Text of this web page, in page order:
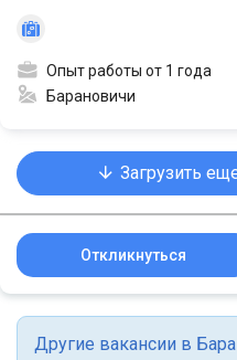
Опыт работы от 1 года
Барановичи
Загрузить
Откликнуться
Другие вакансии в